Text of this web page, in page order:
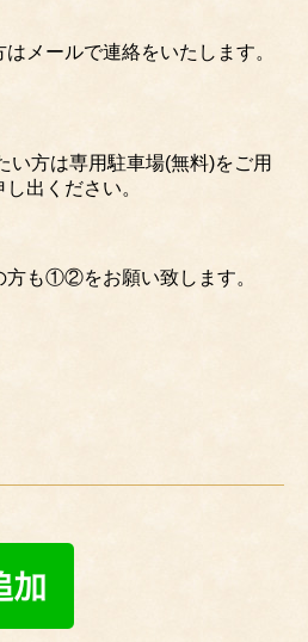
メールで連絡をいたします。
方は専用駐車場(無料)をご用
出ください。
方も①②をお願い致します。